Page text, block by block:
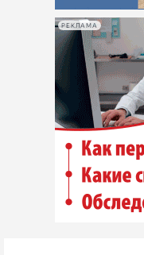
РЕКЛАМА